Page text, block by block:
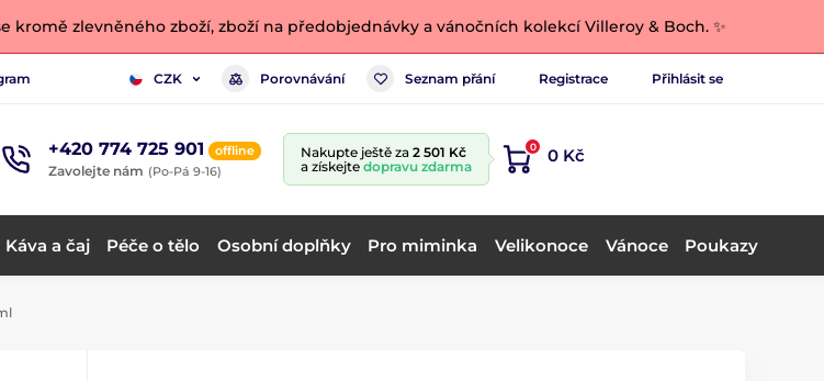
kromě zlevněného zboží, zboží na předobjednávky a vánočních kolekcí Villeroy & Boch. ✨
CZK Porovnávání Seznam přání Registrace Přihlásit se
+420 774 725 901 offline
Zavolejte nám (Po-Pá 9-16)
Nakupte ještě za 2 501 Kč
a získejte dopravu zdarma
0 0 Kč
Káva a čaj Péče o tělo Osobní doplňky Pro miminka Velikonoce Vánoce Poukazy